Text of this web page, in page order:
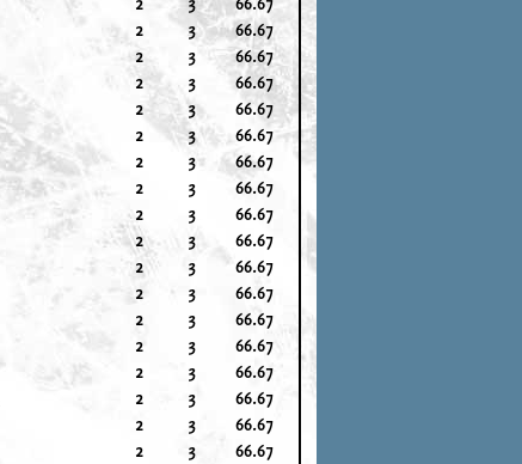
2 3
66.67
2 3
66.67
2 3
66.67
2 3
66.67
2 3
66.67
2 3
66.67
2 3
66.67
2 3
66.67
2 3
66.67
2 3
66.67
2 3
66.67
2 3
66.67
2 3
66.67
2 3
66.67
2 3
66.67
2 3
66.67
2 3
66.67